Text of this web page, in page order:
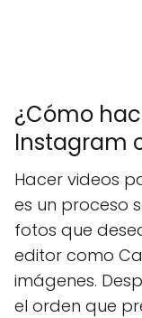
¿Cómo
Instagram
Hacer videos
es un proceso
fotos que
editor como
imágenes.
el orden que